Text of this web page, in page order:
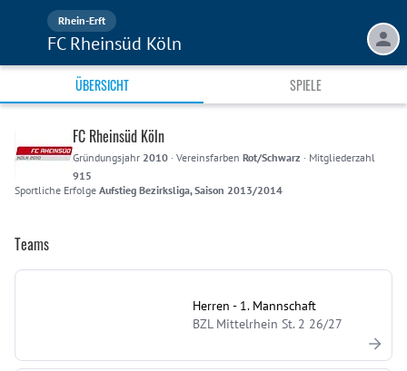
Rhein-Erft
FC Rheinsüd Köln
ÜBERSICHT SPIELE
FC Rheinsüd Köln
Gründungsjahr 2010 · Vereinsfarben Rot/Schwarz · Mitgliederzahl
915
Sportliche Erfolge Aufstieg Bezirksliga, Saison 2013/2014
Teams
Herren - 1. Mannschaft
BZL Mittelrhein St. 2 26/27